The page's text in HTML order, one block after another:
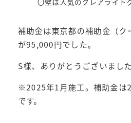
〇壁は人気のクレアライト
補助金は東京都の補助金（ク
が95,000円でした。
S様、ありがとうございまし
※2025年1月施工。補助金は
です。